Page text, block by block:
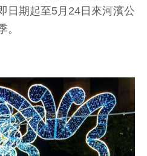
日期起至5月24日來河濱公
。